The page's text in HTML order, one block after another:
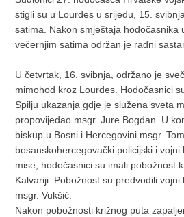
stigli su u Lourdes u srijedu, 15.
satima. Nakon smještaja hodočasnika
večernjim satima održan je radni
U četvrtak, 16. svibnja, održano je
mimohod kroz Lourdes. Hodočasnici
Spilju ukazanja gdje je služena sveta
propovijedao msgr. Jure Bogdan. U
biskup u Bosni i Hercegovini msgr.
bosanskohercegovački policijski i vojni
mise, hodočasnici su imali pobožnost
Kalvariji. Pobožnost su predvodili
msgr. Vukšić.
Nakon pobožnosti križnog puta